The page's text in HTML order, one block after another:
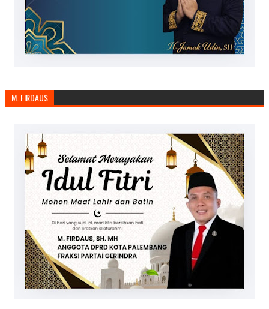
M. FIRDAUS